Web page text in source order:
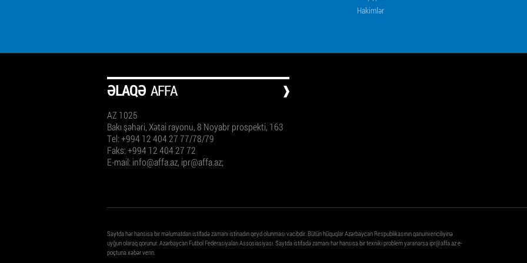
Hakimlər
ƏLAQƏ AFFA
AZ 1025
Bakı şəhəri, Xətai rayonu, 8 Noyabr prospekti, 163
Tel: +994 12 404 27 77/78/79
Faks: +994 12 404 27 72
E-mail: info@affa.az, ipr@affa.az;
Saytda hər hansısa bir məlumatdan istifadə zamanı istinadın qeyd olunması vacibdir. Bütün hüquqlar Azərbaycan Respublikasının qanunvericiliyinə
uyğun olaraq qorunur. Azərbaycan Futbol Federasiyaları Assosiasiyası. Saytda istifadə zamanı hər hansısa bir texniki problem yaranarsaipr@affa.aze-
poçtuna xəbər verin.